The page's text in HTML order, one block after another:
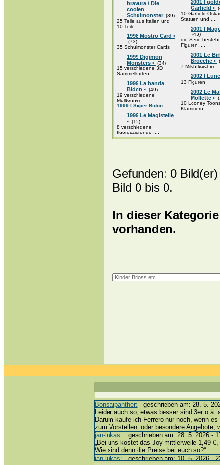
bravura / Die
coolen
Schulmonster (39)
25 Teile aus Italien und
10 Teile ....
1998 Mostro Card •
(73)
35 Schulmonster Cards
1999 Digimon
Monsters • (34)
15 verschiedene 3D
Sammelkarten
1999 La banda
Bidon • (49)
19 verschiedene
Mülltonnen
1999 I Super Bidon
1999 Le Magistelle
• (12)
8 verschiedene
fluoreszierende ....
2001 I
Garfield •
10 Garfield Oskar
Statuen und ....
2001 I
(43)
die Serie
Figuren ....
2001 Le
Brocche •
7 Milchflaschen
2002 I
13 Figuren
2002 Le
Mollette •
10 Looney Toons
Klammern
Gefunden: 0
Bild 0 bis 0.
In dieser
vorhanden.
Bonsaipanther: geschrieben am: 28. 5.
Leider auch so, etwas besser sind 3er o.ä.
Darum kaufe ich Ferrero nur noch, wenn
zum Vorstellen, oder besondere Angebote,
jan-lukas: geschrieben am: 28. 5. 2026 -
„Bei uns kostet das Joy mittlerweile 1,49
Wie sind denn die Preise bei euch so?“
jan-lukas:geschrieben am: 10. 5. 2026 -